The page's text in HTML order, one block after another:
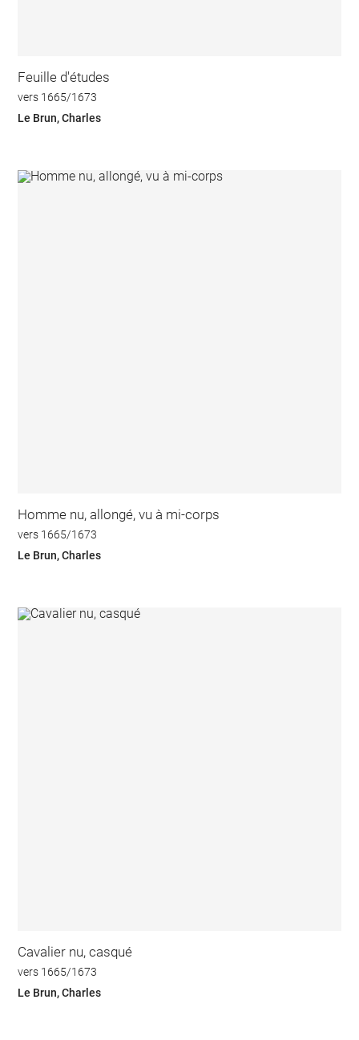
Feuille d'études
vers 1665/1673
Le Brun, Charles
Homme nu, allongé, vu à mi-corps
vers 1665/1673
Le Brun, Charles
Cavalier nu, casqué
vers 1665/1673
Le Brun, Charles